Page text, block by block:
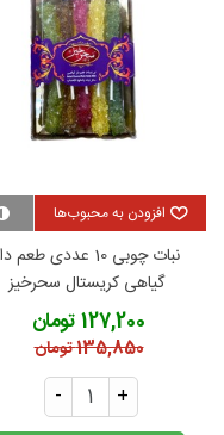
افزودن به محبوب‌ها
نبات چوبی 10 عددی طعم
گیاهی کریستال سحرخیز
127,200 تومان
135,850 تومان
- +